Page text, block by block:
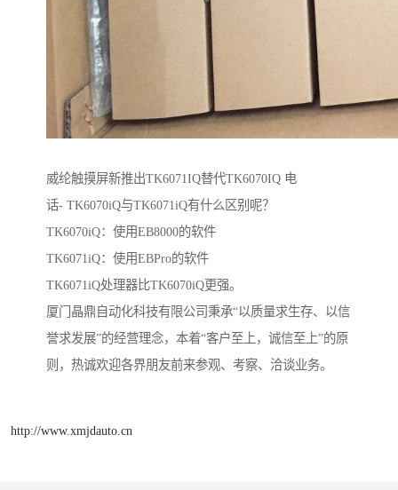
威纶触摸屏新推出TK6071IQ替代TK6070IQ 电
话- TK6070iQ与TK6071iQ有什么区别呢？
TK6070iQ：使用EB8000的软件
TK6071iQ：使用EBPro的软件
TK6071iQ处理器比TK6070iQ更强。
厦门晶鼎自动化科技有限公司秉承“以质量求生存、以信
誉求发展”的经营理念，本着“客户至上，诚信至上”的原
则，热诚欢迎各界朋友前来参观、考察、洽谈业务。
http://www.xmjdauto.cn